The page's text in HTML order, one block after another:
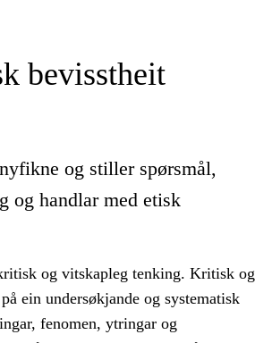
bevisstheit
og stiller spørsmål,
og handlar med etisk
og vitskapleg tenking. Kritisk og
ein undersøkjande og systematisk
fenomen, ytringar og